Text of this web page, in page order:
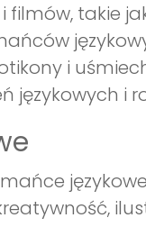
filmów, takie
i
językowych i